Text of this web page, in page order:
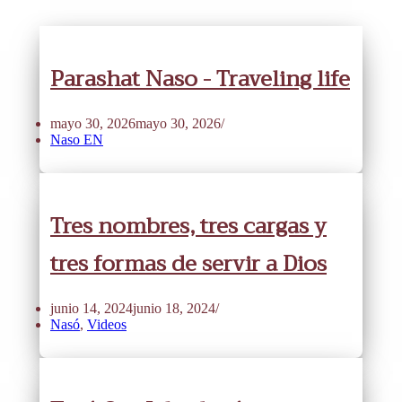
Parashat Naso - Traveling life
mayo 30, 2026mayo 30, 2026
Naso EN
Tres nombres, tres cargas y
tres formas de servir a Dios
junio 14, 2024junio 18, 2024
Nasó, Videos